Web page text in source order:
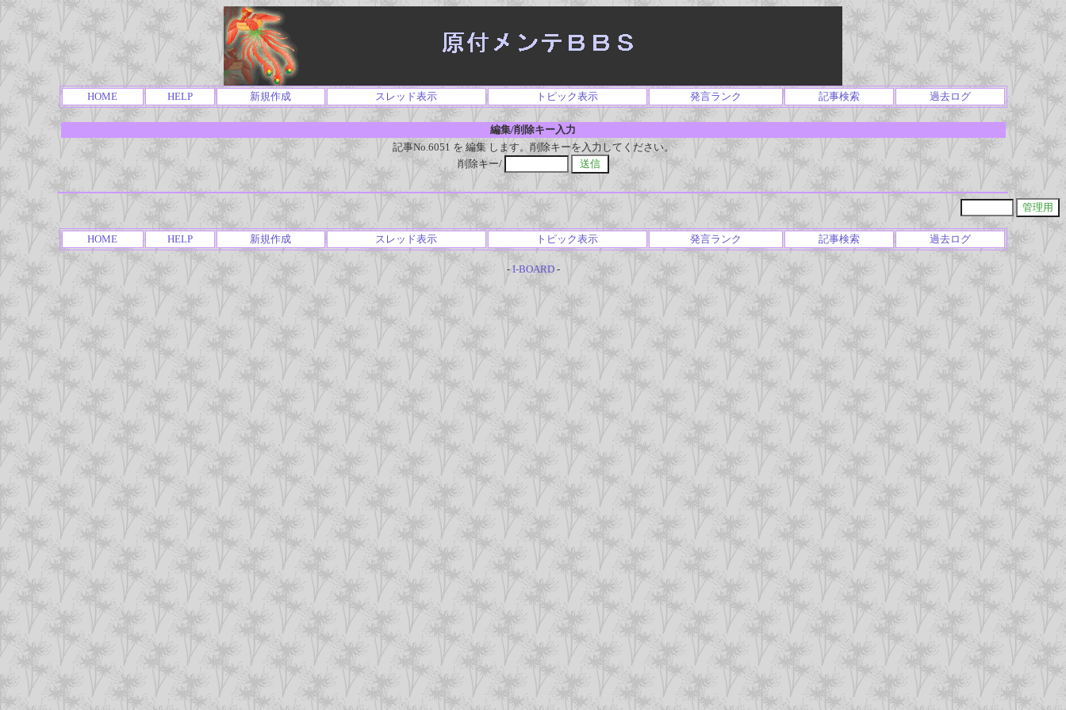
HOME HELP 新規作成 スレッド表示 トピック表示 発言ランク 記事検索 過去ログ
編集/削除キー入力
記事No.6051 を 編集 します。削除キーを入力してください。
削除キー/
HOME HELP 新規作成 スレッド表示 トピック表示 発言ランク 記事検索 過去ログ
- I-BOARD-